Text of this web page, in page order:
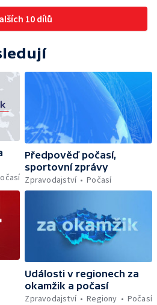
10 dílů
Předpověď počasí,
sportovní zprávy
Zpravodajství
Počasí
Události v regionech za
okamžik a počasí
Zpravodajství
Regiony Počasí